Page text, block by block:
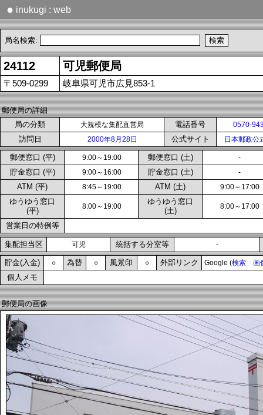
● inukugi : web
局名検索:
24112 可児郵便局
〒509-0299 岐阜県可児市広見853-1
郵便局の詳細
局の分類
大規模な集配直営局 電話番号 0570-
訪問日 2000年8月28日 公式サイト 日本郵政公
郵便窓口 (平) 9:00～19:00 郵便窓口 (土) -
貯金窓口 (平) 9:00～16:00 貯金窓口 (土) -
ATM (平) 8:45～19:00 ATM (土) 9:00～17:00
ゆうゆう窓口
(平)
8:00～19:00
ゆうゆう窓口
(土)
8:00～17:00
営業日の特例等
集配担当区 可児 統括する分室等 -
貯金(入金) ○ 為替 ○ 風景印 ○ 外部リンク Google (検索 画
個人メモ
郵便局の画像